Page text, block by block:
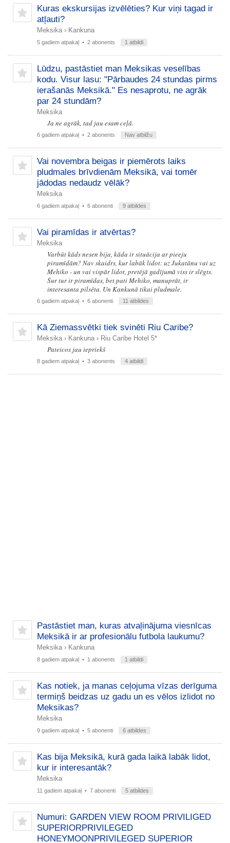
Kuras ekskursijas izvēlēties? Kur viņi tagad ir
atļauti?
Meksika › Kankuna
5 gadiem atpakaļ • 2 abonents 1 atbildi
Lūdzu, pastāstiet man Meksikas veselības
kodu. Visur lasu: "Pārbaudes 24 stundas pirms
ierašanās Meksikā." Es nesaprotu, ne agrāk
par 24 stundām?
Meksika
Ja ne agrāk, tad jau esam ceļā.
6 gadiem atpakaļ • 2 abonents Nav atbilžu
Vai novembra beigas ir piemērots laiks
pludmales brīvdienām Meksikā, vai tomēr
jādodas nedaudz vēlāk?
Meksika
6 gadiem atpakaļ • 6 abonenti 9 atbildes
Vai piramīdas ir atvērtas?
Meksika
Varbūt kāds nesen bija, kāda ir situācija ar pieeju
piramīdām? Nav skaidrs, kur labāk lidot: uz Jukatānu vai uz
Mehiko - un vai vispār lidot, pretējā gadījumā viss ir slēgts.
Šur tur ir piramīdas, bet pati Mehiko, manuprāt, ir
interesanta pilsēta. Un Kankunā tikai pludmale.
6 gadiem atpakaļ • 6 abonenti 11 atbildes
Kā Ziemassvētki tiek svinēti Riu Caribe?
Meksika › Kankuna › Riu Caribe Hotel 5*
Pateicos jau iepriekš
8 gadiem atpakaļ • 3 abonents 4 atbildi
Pastāstiet man, kuras atvaļinājuma viesnīcas
Meksikā ir ar profesionālu futbola laukumu?
Meksika › Kankuna
8 gadiem atpakaļ • 1 abonents 1 atbildi
Kas notiek, ja manas ceļojuma vīzas derīguma
termiņš beidzas uz gadu un es vēlos izlidot no
Meksikas?
Meksika
9 gadiem atpakaļ • 5 abonenti 6 atbildes
Kas bija Meksikā, kurā gada laikā labāk lidot,
kur ir interesantāk?
Meksika
11 gadiem atpakaļ • 7 abonenti 5 atbildes
Numuri: GARDEN VIEW ROOM PRIVILIGED
SUPERIORPRIVILEGED
HONEYMOONPRIVILEGED SUPERIOR